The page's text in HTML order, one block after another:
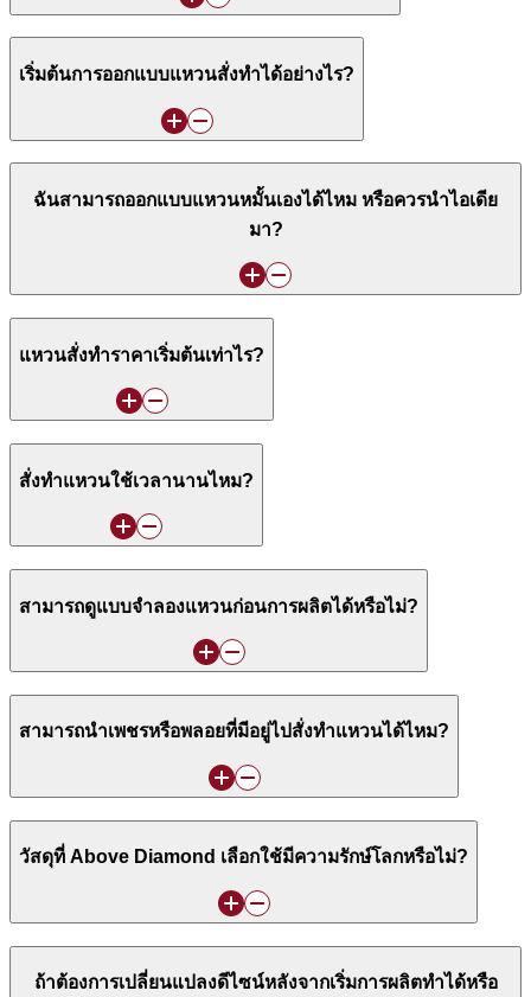
เริ่มต้นการออกแบบแหวนสั่งทำได้อย่างไร?
ฉันสามารถออกแบบแหวนหมั้นเองได้ไหม หรือควรนำไอเดีย
มา?
แหวนสั่งทำราคาเริ่มต้นเท่าไร?
สั่งทำแหวนใช้เวลานานไหม?
สามารถดูแบบจำลองแหวนก่อนการผลิตได้หรือไม่?
สามารถนำเพชรหรือพลอยที่มีอยู่ไปสั่งทำแหวนได้ไหม?
วัสดุที่ Above Diamond เลือกใช้มีความรักษ์โลกหรือไม่?
ถ้าต้องการเปลี่ยนแปลงดีไซน์หลังจากเริ่มการผลิตทำได้หรือ